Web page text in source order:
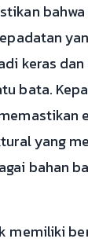
keras
bata.
yang
bahan
memiliki